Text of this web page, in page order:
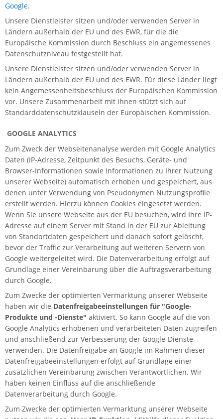
Google.
Unsere Dienstleister sitzen und/oder verwenden Server in
Ländern außerhalb der EU und des EWR, für die die
Europäische Kommission durch Beschluss ein angemessenes
Datenschutzniveau festgestellt hat.
Unsere Dienstleister sitzen und/oder verwenden Server in
Ländern außerhalb der EU und des EWR. Für diese Länder liegt
kein Angemessenheitsbeschluss der Europäischen Kommission
vor. Unsere Zusammenarbeit mit ihnen stützt sich auf
Standarddatenschutzklauseln der Europäischen Kommission.
GOOGLE ANALYTICS
Zum Zweck der Webseitenanalyse werden mit Google Analytics
Daten (IP-Adresse, Zeitpunkt des Besuchs, Geräte- und
Browser-Informationen sowie Informationen zu Ihrer Nutzung
unserer Webseite) automatisch erhoben und gespeichert, aus
denen unter Verwendung von Pseudonymen Nutzungsprofile
erstellt werden. Hierzu können Cookies eingesetzt werden.
Wenn Sie unsere Webseite aus der EU besuchen, wird Ihre IP-
Adresse auf einem Server mit Stand in der EU zur Ableitung
von Standortdaten gespeichert und danach sofort gelöscht,
bevor der Traffic zur Verarbeitung auf weiteren Servern von
Google weitergeleitet wird. Die Datenverarbeitung erfolgt auf
Grundlage einer Vereinbarung über die Auftragsverarbeitung
durch Google.
Zum Zwecke der optimierten Vermarktung unserer Webseite
haben wir die Datenfreigabeeinstellungen für "Google-
Produkte und -Dienste" aktiviert. So kann Google auf die von
Google Analytics erhobenen und verarbeiteten Daten zugreifen
und anschließend zur Verbesserung der Google-Dienste
verwenden. Die Datenfreigabe an Google im Rahmen dieser
Datenfreigabeeinstellungen erfolgt auf Grundlage einer
zusätzlichen Vereinbarung zwischen Verantwortlichen. Wir
haben keinen Einfluss auf die anschließende
Datenverarbeitung durch Google.
Zum Zwecke der optimierten Vermarktung unserer Webseite